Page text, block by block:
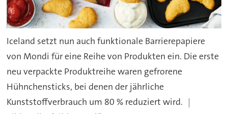
Iceland setzt nun auch funktionale Barrierepapiere
von Mondi für eine Reihe von Produkten ein. Die erste
neu verpackte Produktreihe waren gefrorene
Hühnchensticks, bei denen der jährliche
Kunststoffverbrauch um 80 % reduziert wird.